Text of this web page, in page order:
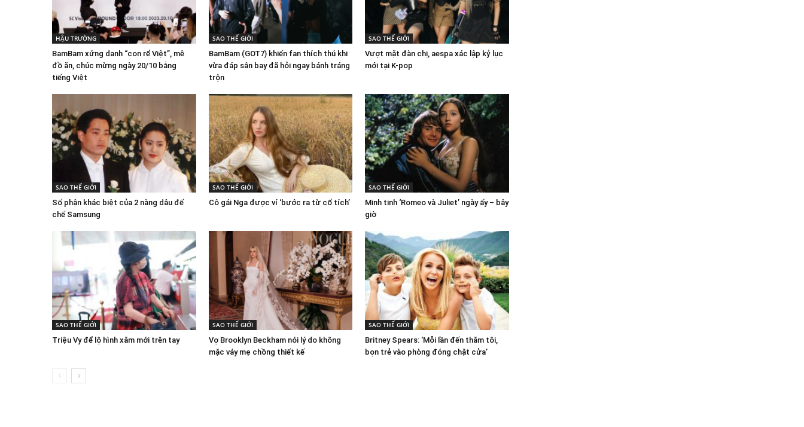
HẬU TRƯỜNG
BamBam xứng danh “con rể Việt”, mê
đồ ăn, chúc mừng ngày 20/10 bằng
tiếng Việt
SAO THẾ GIỚI
BamBam (GOT7) khiến fan thích thú khi
vừa đáp sân bay đã hỏi ngay bánh tráng
trộn
SAO THẾ GIỚI
Vượt mặt đàn chị, aespa xác lập kỷ lục
mới tại K-pop
SAO THẾ GIỚI
Số phận khác biệt của 2 nàng dâu đế
chế Samsung
SAO THẾ GIỚI
Cô gái Nga được ví ‘bước ra từ cổ tích’
SAO THẾ GIỚI
Minh tinh ‘Romeo và Juliet’ ngày ấy – bây
giờ
SAO THẾ GIỚI
Triệu Vy để lộ hình xăm mới trên tay
SAO THẾ GIỚI
Vợ Brooklyn Beckham nói lý do không
mặc váy mẹ chồng thiết kế
SAO THẾ GIỚI
Britney Spears: ‘Mỗi lần đến thăm tôi,
bọn trẻ vào phòng đóng chặt cửa’